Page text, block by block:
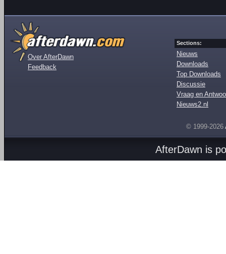
Over AfterDawn
Feedback
Sections:
Nieuws
Downloads
Top Downloads
Discussie
Vraag en
Nieuws2.nl
© 1999-2026
AfterDawn is